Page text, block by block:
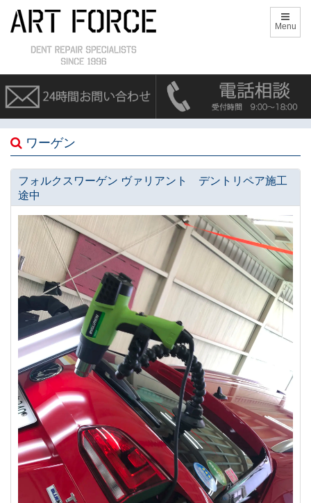
ワーゲン
フォルクスワーゲン ヴァリアント デントリペア施工
途中
Menu